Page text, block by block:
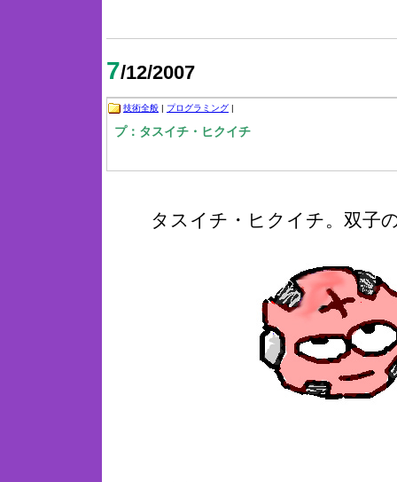
7/12/2007
技術全般 | プログラミング |
プ：タスイチ・ヒクイチ
タスイチ・ヒクイチ。双子